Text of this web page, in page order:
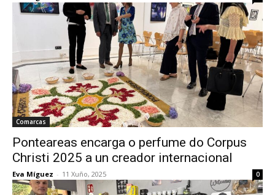
Comarcas
Ponteareas encarga o perfume do Corpus
Christi 2025 a un creador internacional
Eva Míguez - 11 Xuño, 2025 0